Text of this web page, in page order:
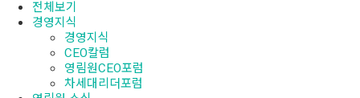
전체보기
경영지식
경영지식
CEO칼럼
영림원CEO포럼
차세대리더포럼